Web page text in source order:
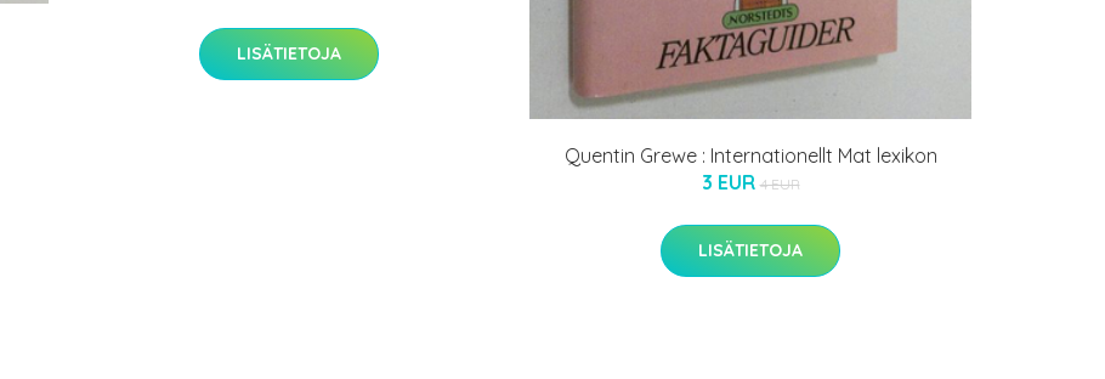
LISÄTIETOJA
Quentin Grewe : Internationellt Mat lexikon
3 EUR 4 EUR
LISÄTIETOJA